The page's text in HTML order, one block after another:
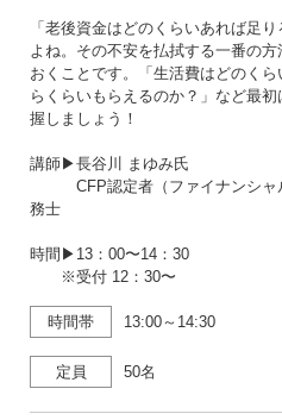
「老後資金はどのくらいあれば足
よね。その不安を払拭する一番の
おくことです。「生活費はどのく
らくらいもらえるのか？」など最
握しましょう！
講師▶長谷川 まゆみ氏
CFP認定者（ファイナンシャ
務士
時間▶13：00〜14：30
※受付 12：30〜
時間帯 13:00～14:30
定員 50名